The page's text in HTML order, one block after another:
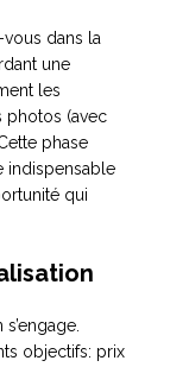
vous dans la
une
les
photos (avec
phase
indispensable
qui
objectifs: prix